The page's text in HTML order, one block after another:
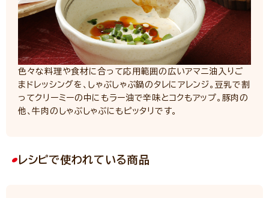
色々な料理や食材に合って応用範囲の広いアマニ油入りご
まドレッシングを、しゃぶしゃぶ鍋のタレにアレンジ。豆乳で割
ってクリーミーの中にもラー油で辛味とコクもアップ。豚肉の
他、牛肉のしゃぶしゃぶにもピッタリです。
レシピで使われている商品